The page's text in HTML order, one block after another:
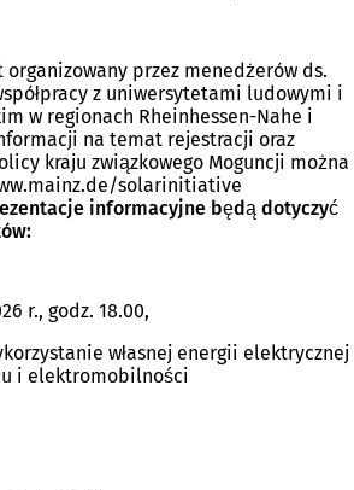
przez menedżerów ds.
z uniwersytetami ludowymi i
w regionach Rheinhessen-Nahe i
na temat rejestracji oraz
kraju związkowego Moguncji można
solarinitiative
informacyjne będą dotyczyć
r., godz. 18.00,
własnej energii elektrycznej
i elektromobilności